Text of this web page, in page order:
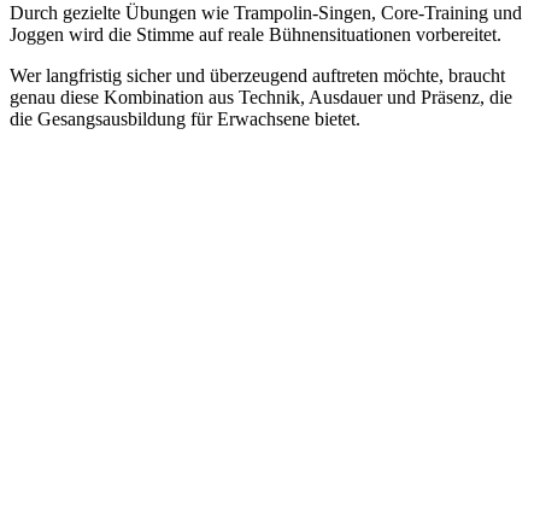
Durch gezielte Übungen wie Trampolin-Singen, Core-Training und
Joggen wird die Stimme auf reale Bühnensituationen vorbereitet.
Wer langfristig sicher und überzeugend auftreten möchte, braucht
genau diese Kombination aus Technik, Ausdauer und Präsenz, die
die Gesangsausbildung für Erwachsene bietet.